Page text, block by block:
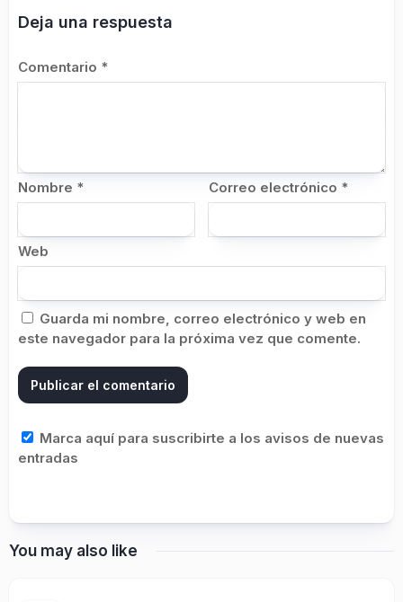
Deja una respuesta
Comentario *
Nombre * Correo electrónico *
Web
Guarda mi nombre, correo electrónico y web en
este navegador para la próxima vez que comente.
Marca aquí para suscribirte a los avisos de nuevas
entradas
You may also like